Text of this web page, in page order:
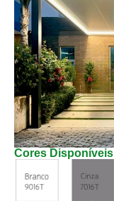
Cores